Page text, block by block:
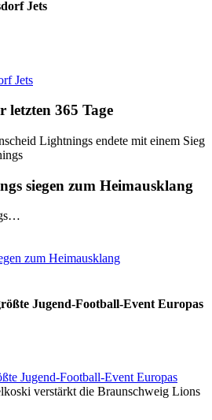
Jets
Jets
letzten 365 Tage
siegen zum Heimausklang
zum Heimausklang
Jugend-Football-Event Europas
Jugend-Football-Event Europas